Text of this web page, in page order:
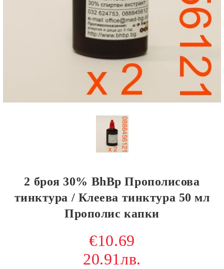
2 броя 30% BhBp Прополисова
тинктура / Клеева тинктура 50 мл
Прополис капки
€10.69
20.91лв.